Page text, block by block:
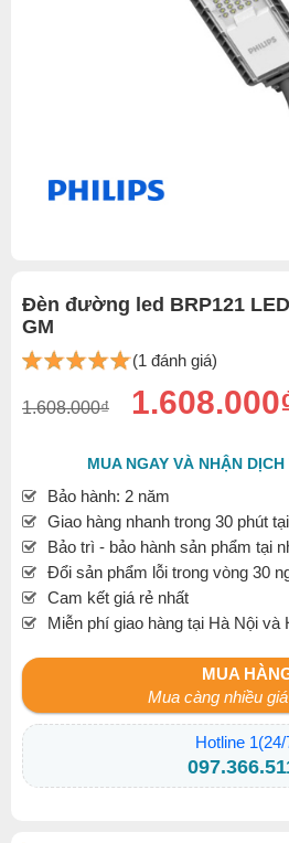
Đèn đường led BRP121
GM
(1 đánh giá)
1.608.000₫
MUA NGAY VÀ NHẬN
Bảo hành: 2 năm
Giao hàng nhanh trong 30 phút
Bảo trì - bảo hành sản phẩm tại
Đổi sản phẩm lỗi trong vòng 30
Cam kết giá rẻ nhất
Miễn phí giao hàng tại Hà Nội và
MUA
Mua càng nhiều
Hotline 1(24/